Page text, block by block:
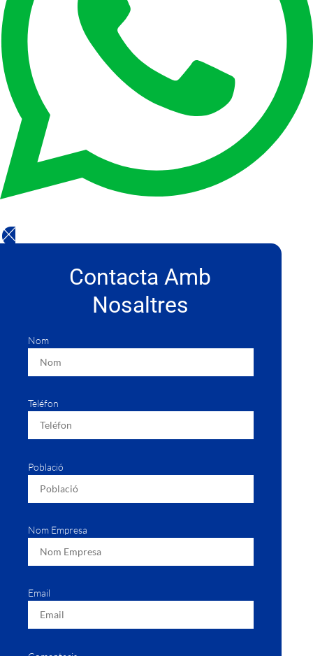
Contacta Amb
Nosaltres
Nom
Teléfon
Població
Nom Empresa
Email